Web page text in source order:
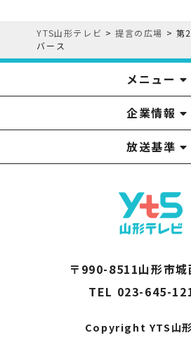
YTS山形テレビ > 提言の広場 > 第
バース
メニュー
YTSニュース
番組
アナウンサー
プレゼント
イベント
みるるん星人
YTS見学ツアー
番組表
お問い合わせ
企業情報
企業情報
役員構成
YTS山形テレビ
採用情報
山形テレビ人権
山形テレビ国民保護業
個人情報基本方
情報セキュリティ
視聴データの取扱い
系列局一覧
中継局一覧
放送基準
〒990-8511山形市
TEL 023-645-
Copyright YTS山